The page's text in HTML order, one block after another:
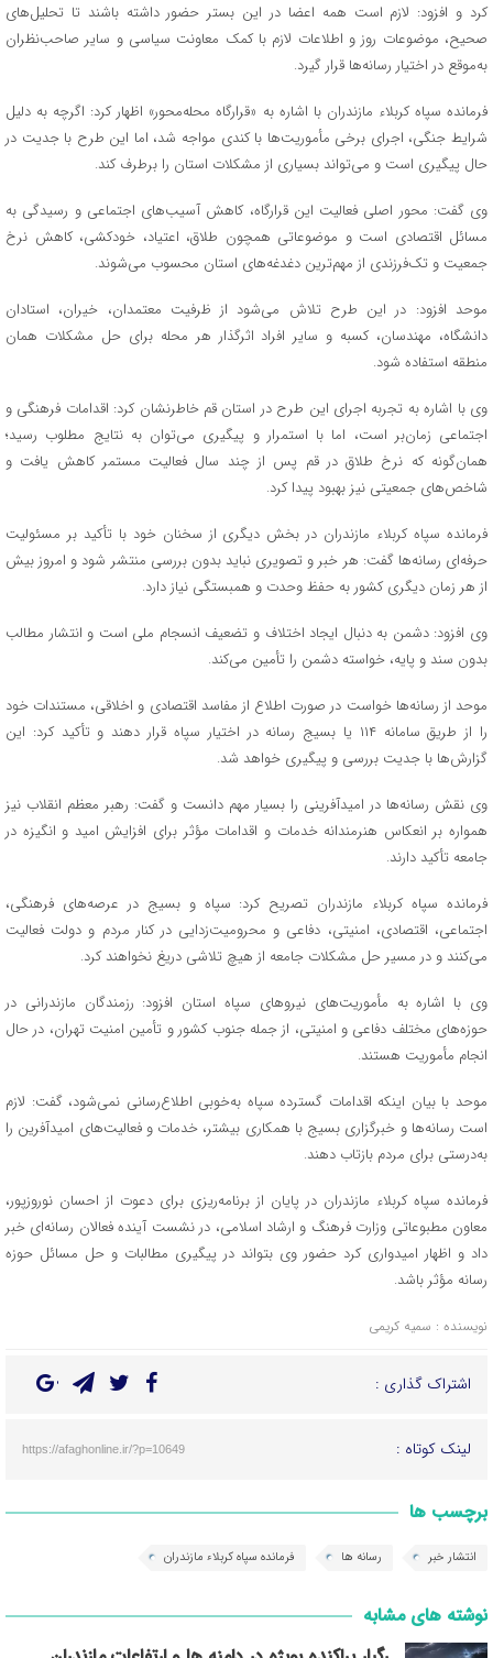
کرد و افزود: لازم است همه اعضا در این بستر حضور داشته باشند تا تحلیل‌های
صحیح، موضوعات روز و اطلاعات لازم با کمک معاونت سیاسی و سایر صاحب‌نظران
به‌موقع در اختیار رسانه‌ها قرار گیرد.
فرمانده سپاه کربلاء مازندران با اشاره به «قرارگاه محله‌محور» اظهار کرد: اگرچه به دلیل
شرایط جنگی، اجرای برخی مأموریت‌ها با کندی مواجه شد، اما این طرح با جدیت در
حال پیگیری است و می‌تواند بسیاری از مشکلات استان را برطرف کند.
وی گفت: محور اصلی فعالیت این قرارگاه، کاهش آسیب‌های اجتماعی و رسیدگی به
مسائل اقتصادی است و موضوعاتی همچون طلاق، اعتیاد، خودکشی، کاهش نرخ
جمعیت و تک‌فرزندی از مهم‌ترین دغدغه‌های استان محسوب می‌شوند.
موحد افزود: در این طرح تلاش می‌شود از ظرفیت معتمدان، خیران، استادان
دانشگاه، مهندسان، کسبه و سایر افراد اثرگذار هر محله برای حل مشکلات همان
منطقه استفاده شود.
وی با اشاره به تجربه اجرای این طرح در استان قم خاطرنشان کرد: اقدامات فرهنگی و
اجتماعی زمان‌بر است، اما با استمرار و پیگیری می‌توان به نتایج مطلوب رسید؛
همان‌گونه که نرخ طلاق در قم پس از چند سال فعالیت مستمر کاهش یافت و
شاخص‌های جمعیتی نیز بهبود پیدا کرد.
فرمانده سپاه کربلاء مازندران در بخش دیگری از سخنان خود با تأکید بر مسئولیت
حرفه‌ای رسانه‌ها گفت: هر خبر و تصویری نباید بدون بررسی منتشر شود و امروز بیش
از هر زمان دیگری کشور به حفظ وحدت و همبستگی نیاز دارد.
وی افزود: دشمن به دنبال ایجاد اختلاف و تضعیف انسجام ملی است و انتشار مطالب
بدون سند و پایه، خواسته دشمن را تأمین می‌کند.
موحد از رسانه‌ها خواست در صورت اطلاع از مفاسد اقتصادی و اخلاقی، مستندات خود
را از طریق سامانه ۱۱۴ یا بسیج رسانه در اختیار سپاه قرار دهند و تأکید کرد: این
گزارش‌ها با جدیت بررسی و پیگیری خواهد شد.
وی نقش رسانه‌ها در امیدآفرینی را بسیار مهم دانست و گفت: رهبر معظم انقلاب نیز
همواره بر انعکاس هنرمندانه خدمات و اقدامات مؤثر برای افزایش امید و انگیزه در
جامعه تأکید دارند.
فرمانده سپاه کربلاء مازندران تصریح کرد: سپاه و بسیج در عرصه‌های فرهنگی،
اجتماعی، اقتصادی، امنیتی، دفاعی و محرومیت‌زدایی در کنار مردم و دولت فعالیت
می‌کنند و در مسیر حل مشکلات جامعه از هیچ تلاشی دریغ نخواهند کرد.
وی با اشاره به مأموریت‌های نیروهای سپاه استان افزود: رزمندگان مازندرانی در
حوزه‌های مختلف دفاعی و امنیتی، از جمله جنوب کشور و تأمین امنیت تهران، در حال
انجام مأموریت هستند.
موحد با بیان اینکه اقدامات گسترده سپاه به‌خوبی اطلاع‌رسانی نمی‌شود، گفت: لازم
است رسانه‌ها و خبرگزاری بسیج با همکاری بیشتر، خدمات و فعالیت‌های امیدآفرین را
به‌درستی برای مردم بازتاب دهند.
فرمانده سپاه کربلاء مازندران در پایان از برنامه‌ریزی برای دعوت از احسان نوروزپور،
معاون مطبوعاتی وزارت فرهنگ و ارشاد اسلامی، در نشست آینده فعالان رسانه‌ای خبر
داد و اظهار امیدواری کرد حضور وی بتواند در پیگیری مطالبات و حل مسائل حوزه
رسانه مؤثر باشد.
نویسنده : سمیه کریمی
اشتراک گذاری :
لینک کوتاه : https://afaghonline.ir/?p=10649
برچسب ها
انتشار خبر رسانه ها فرمانده سپاه کربلاء مازندران
نوشته های مشابه